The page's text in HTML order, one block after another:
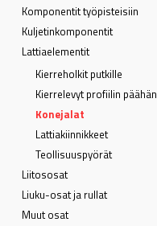
Komponentit työpisteisiin
Kuljetin­komponentit
Lattia­elementit
Kierreholkit putkille
Kierrelevyt profiilin päähän
Konejalat
Lattiakiinnikkeet
Teollisuuspyörät
Liitososat
Liuku-osat ja rullat
Muut osat